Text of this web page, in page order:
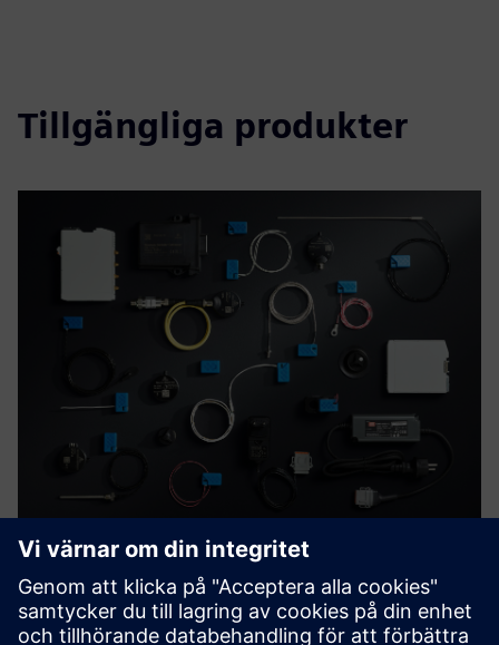
Tillgängliga produkter
Wireless IoT sensor solutions for
safe and smart monitoring